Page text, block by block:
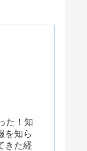
た！知
を知ら
きた経